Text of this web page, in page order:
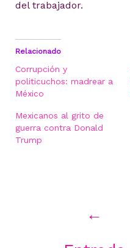
del trabajador.
Relacionado
Corrupción y
politicuchos: madrear a
México
Mexicanos al grito de
guerra contra Donald
Trump
←